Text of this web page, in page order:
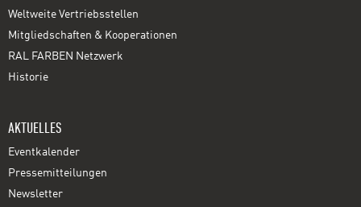
Weltweite Vertriebsstellen
Mitgliedschaften & Kooperationen
RAL FARBEN Netzwerk
Historie
AKTUELLES
Eventkalender
Pressemitteilungen
Newsletter